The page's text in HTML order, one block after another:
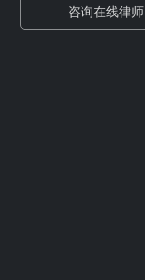
咨询在线律师